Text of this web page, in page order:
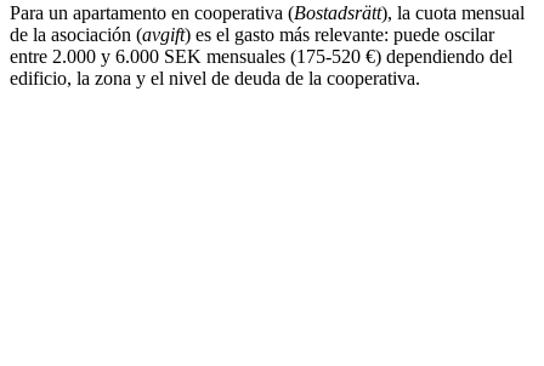
Para un apartamento en cooperativa (Bostadsrätt), la cuota mensual
de la asociación (avgift) es el gasto más relevante: puede oscilar
entre 2.000 y 6.000 SEK mensuales (175-520 €) dependiendo del
edificio, la zona y el nivel de deuda de la cooperativa.